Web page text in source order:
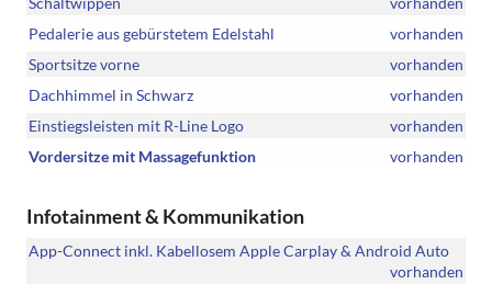
Pedalerie aus gebürstetem Edelstahl
vorhanden
Sportsitze vorne
vorhanden
Dachhimmel in Schwarz
vorhanden
Einstiegsleisten mit R-Line Logo
vorhanden
Vordersitze mit Massagefunktion
vorhanden
Infotainment & Kommunikation
App-Connect inkl. Kabellosem Apple Carplay & Android Auto
vorhanden